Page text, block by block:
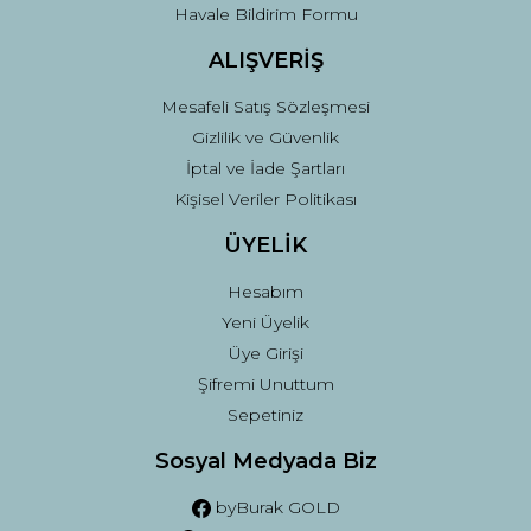
Havale Bildirim Formu
ALIŞVERİŞ
Mesafeli Satış Sözleşmesi
Gizlilik ve Güvenlik
İptal ve İade Şartları
Kişisel Veriler Politikası
ÜYELİK
Hesabım
Yeni Üyelik
Üye Girişi
Şifremi Unuttum
Sepetiniz
Sosyal Medyada Biz
byBurak GOLD